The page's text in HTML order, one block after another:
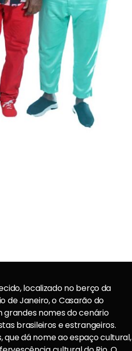
localizado no berço da
de Janeiro, o Casarão do
grandes nomes do cenário
brasileiros e estrangeiros.
que dá nome ao espaço cultural,